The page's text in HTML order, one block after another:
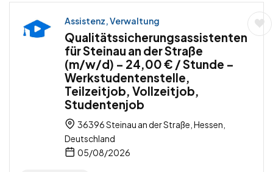
Assistenz, Verwaltung
Qualitätssicherungsassistenten
für Steinau an der Straße
(m/w/d) – 24,00 € / Stunde –
Werkstudentenstelle,
Teilzeitjob, Vollzeitjob,
Studentenjob
36396 Steinau an der Straße, Hessen,
Deutschland
05/08/2026